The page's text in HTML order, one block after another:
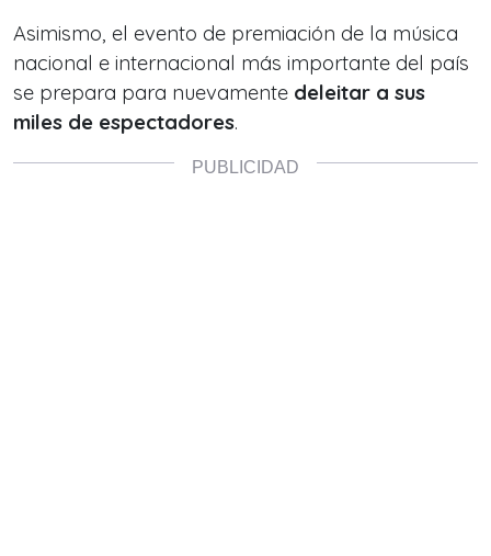
Asimismo, el evento de premiación de la música
nacional e internacional más importante del país
se prepara para nuevamente deleitar a sus
miles de espectadores.